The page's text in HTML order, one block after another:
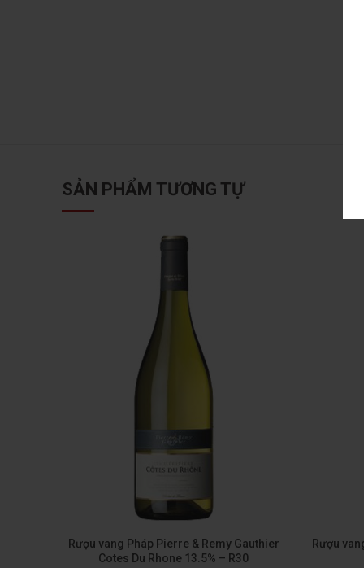
SẢN PHẨM TƯƠNG TỰ
Rượu vang Pháp Pierre & Remy Gauthier
Cotes Du Rhone 13.5% – R30
Rượu